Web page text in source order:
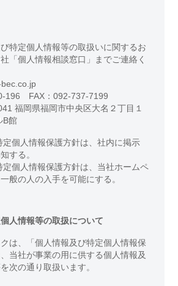
特定個人情報等の取扱いに関するお
「個人情報相談窓口」までご連絡く
196 FAX：092-737-7199
福岡県福岡市中央区大名２丁目１
B館
個人情報保護方針は、社内に掲示
する。
個人情報保護方針は、当社ホームペ
般の人の入手を可能にする。
人情報等の取扱について
は、「個人情報及び特定個人情報保
当社が事業の用に供する個人情報及
次の通り取扱います。